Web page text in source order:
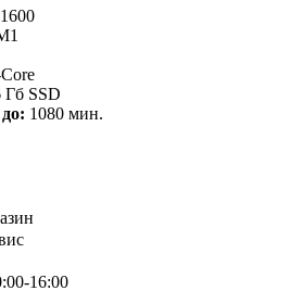
Гб SSD
1080 мин.
16:00